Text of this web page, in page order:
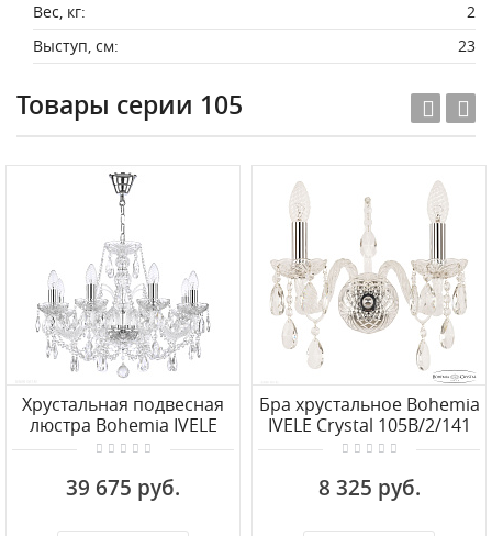
Вес, кг:
2
Выступ, см:
23
Товары серии 105
Хрустальная подвесная
люстра Bohemia IVELE
Crystal 105/8/195 Ni
39 675 руб.
Бра хрустальное Bohemia
IVELE Crystal 105B/2/141
Ni
8 325 руб.